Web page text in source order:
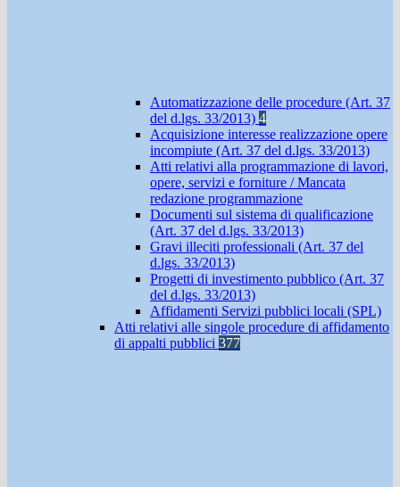
Automatizzazione delle procedure (Art. 37
del d.lgs. 33/2013) 4
Acquisizione interesse realizzazione opere
incompiute (Art. 37 del d.lgs. 33/2013)
Atti relativi alla programmazione di lavori,
opere, servizi e forniture / Mancata
redazione programmazione
Documenti sul sistema di qualificazione
(Art. 37 del d.lgs. 33/2013)
Gravi illeciti professionali (Art. 37 del
d.lgs. 33/2013)
Progetti di investimento pubblico (Art. 37
del d.lgs. 33/2013)
Affidamenti Servizi pubblici locali (SPL)
Atti relativi alle singole procedure di affidamento
di appalti pubblici 377